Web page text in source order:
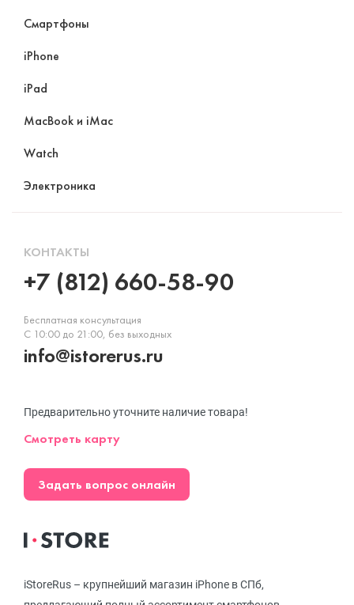
iStoreRus – крупнейший магазин iPhone в СПб,
Смартфоны
iPhone
iPad
MacBook и iMac
Watch
Электроника
КОНТАКТЫ
+7 (812) 660-58-90
Бесплатная консультация
С 10:00 до 21:00, без выходных
info@istorerus.ru
Предварительно уточните наличие товара!
Смотреть карту
Задать вопрос онлайн